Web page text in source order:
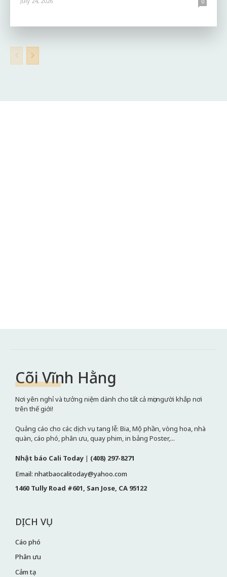
Cõi Vĩnh Hằng
Nơi yên nghỉ và tưởng niệm dành cho tất cả mọi người khắp nơi
trên thế giới!
Quảng cáo cho các dịch vụ tang lễ: Bia, Mộ phần, vòng hoa, nhà
quàn, cáo phó, phân ưu, quay phim, in bảng Poster,...
Nhật báo Cali Today | (408) 297-8271
Email: nhatbaocalitoday@yahoo.com
1460 Tully Road #601, San Jose, CA 95122
DỊCH VỤ
Cáo phó
Phân ưu
Cảm tạ